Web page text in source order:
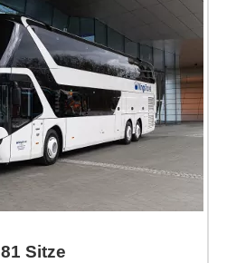
81 Sitze